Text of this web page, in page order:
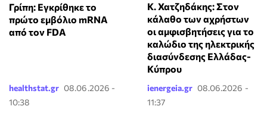
Γρίπη: Εγκρίθηκε το
πρώτο εμβόλιο mRNA
από τον FDA
healthstat.gr 08.06.2026 -
10:38
Κ. Χατζηδάκης: Στον
κάλαθο των αχρήστων
οι αμφισβητήσεις για το
καλώδιο της ηλεκτρικής
διασύνδεσης Ελλάδας-
Κύπρου
ienergeia.gr 08.06.2026 -
11:37